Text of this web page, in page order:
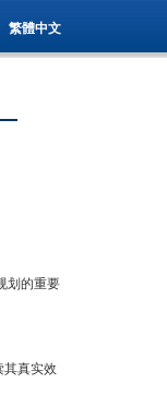
繁體中文
划的重要
其真实效